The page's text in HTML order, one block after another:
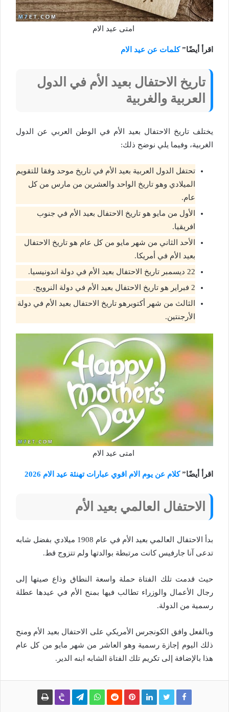
امتى عيد الام
اقرأ أيضًا”كلمات عن عيد الام
تاريخ الاحتفال بعيد الأم في الدول
العربية والغربية
يختلف تاريخ الاحتفال بعيد الأم في الوطن العربي عن الدول
الغربية، وفيما يلي نوضح ذلك:
تحتفل الدول العربية بعيد الأم في تاريخ موحد وفقا للتقويم
الميلادي وهو تاريخ الواحد والعشرين من مارس من كل
عام.
الأول من مايو هو تاريخ الاحتفال بعيد الأم في جنوب
افريقيا.
الأحد الثاني من شهر مايو من كل عام هو تاريخ الاحتفال
بعيد الأم في أمريكا.
22 ديسمبر تاريخ الاحتفال بعيد الأم في دولة اندونيسيا.
2 فبراير هو تاريخ الاحتفال بعيد الأم في دولة النرويج.
الثالث من شهر أكتوبرهو تاريخ الاحتفال بعيد الأم في دولة
الأرجنتين.
امتى عيد الام
اقرأ أيضًا”كلام عن يوم الام اقوي عبارات تهنئة عيد الام 2026
الاحتفال العالمي بعيد الأم
بدأ الاحتفال العالمي بعيد الأم في عام 1908 ميلادي بفضل شابه
تدعى آنا جارفيس كانت مرتبطة بوالدتها ولم تتزوج قط.
حيث قدمت تلك الفتاة حملة واسعة النطاق وذاع صيتها إلى
رجال الأعمال والوزراء تطالب فيها بمنح الأم في عيدها عطلة
رسمية من الدولة.
وبالفعل وافق الكونجرس الأمريكي على الاحتفال بعيد الأم ومنح
ذلك اليوم إجازة رسمية وهو العاشر من شهر مايو من كل عام
هذا بالإضافة إلى تكريم تلك الفتاة الشابه ابنه الدير.